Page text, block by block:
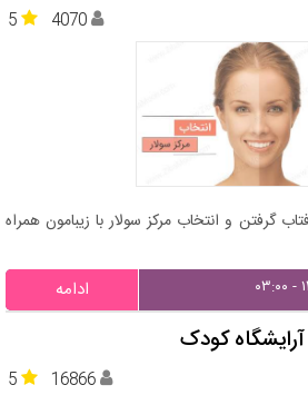
5 4070
گرفتن و انتخاب مرکز سولار با زیبامون همراه
ادامه
آرایشگاه کودک
5 16866